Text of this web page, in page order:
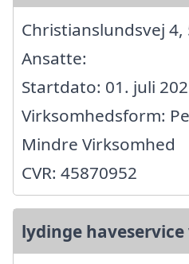
Christianslundsvej 4,
Ansatte:
Startdato: 01. juli
Virksomhedsform:
Mindre Virksomhed
CVR: 45870952
lydinge haveservice